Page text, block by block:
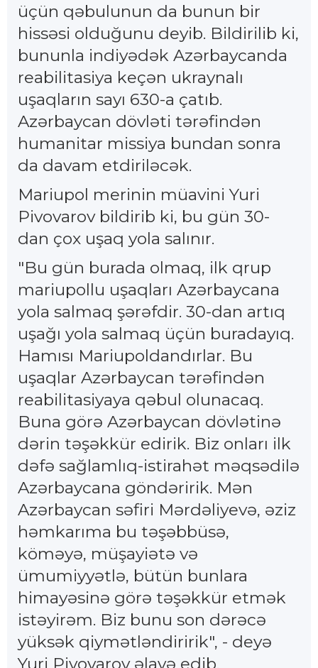
üçün qəbulunun da bunun bir
hissəsi olduğunu deyib. Bildirilib ki,
bununla indiyədək Azərbaycanda
reabilitasiya keçən ukraynalı
uşaqların sayı 630-a çatıb.
Azərbaycan dövləti tərəfindən
humanitar missiya bundan sonra
da davam etdiriləcək.
Mariupol merinin müavini Yuri
Pivovarov bildirib ki, bu gün 30-
dan çox uşaq yola salınır.
"Bu gün burada olmaq, ilk qrup
mariupollu uşaqları Azərbaycana
yola salmaq şərəfdir. 30-dan artıq
uşağı yola salmaq üçün buradayıq.
Hamısı Mariupoldandırlar. Bu
uşaqlar Azərbaycan tərəfindən
reabilitasiyaya qəbul olunacaq.
Buna görə Azərbaycan dövlətinə
dərin təşəkkür edirik. Biz onları ilk
dəfə sağlamlıq-istirahət məqsədilə
Azərbaycana göndəririk. Mən
Azərbaycan səfiri Mərdəliyevə, əziz
həmkarıma bu təşəbbüsə,
köməyə, müşayiətə və
ümumiyyətlə, bütün bunlara
himayəsinə görə təşəkkür etmək
istəyirəm. Biz bunu son dərəcə
yüksək qiymətləndiririk", - deyə
Yuri Pivovarov əlavə edib.